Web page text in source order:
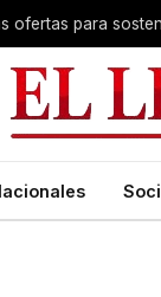
ofertas para